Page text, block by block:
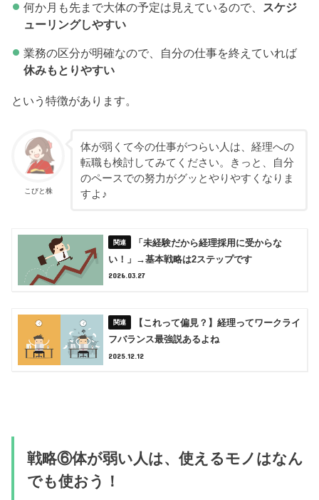
何か月も先まで大体の予定は見えているので、
スケジ
ューリングしやすい
業務の区分が明確なので、自分の仕事を終えていれば
休みもとりやすい
という特徴があります。
こびと株
体が弱くて今の仕事がつらい人は、経理への
転職も検討してみてください。きっと、自分
のペースでの努力がグッとやりやすくなりま
すよ♪
「未経験だから経理採用に受からな
い！」→基本戦略は2ステップです
2026.03.27
【これって偏見？】経理ってワークライ
フバランス最強説あるよね
2025.12.12
戦略⑥体が弱い人は、使えるモノはなん
でも使おう！